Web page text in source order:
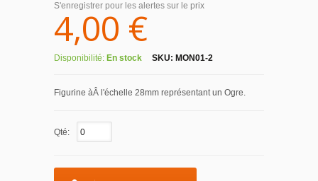
S'enregistrer pour les alertes sur le prix
4,00 €
Disponibilité: En stock SKU: MON01-2
Figurine àÂ l'échelle 28mm représentant un Ogre.
Qté: